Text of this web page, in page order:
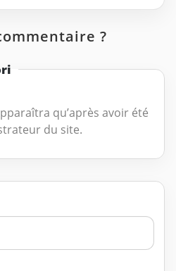
?
qu’après avoir été
du site.